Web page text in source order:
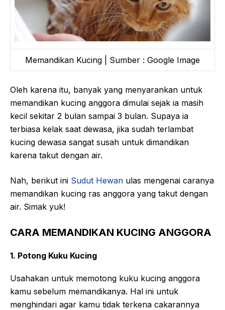
Memandikan Kucing | Sumber : Google Image
Oleh karena itu, banyak yang menyarankan untuk
memandikan kucing anggora dimulai sejak ia masih
kecil sekitar 2 bulan sampai 3 bulan. Supaya ia
terbiasa kelak saat dewasa, jika sudah terlambat
kucing dewasa sangat susah untuk dimandikan
karena takut dengan air.
Nah, berikut ini Sudut Hewan ulas mengenai caranya
memandikan kucing ras anggora yang takut dengan
air. Simak yuk!
CARA MEMANDIKAN KUCING ANGGORA
1. Potong Kuku Kucing
Usahakan untuk memotong kuku kucing anggora
kamu sebelum memandikanya. Hal ini untuk
menghindari agar kamu tidak terkena cakarannya